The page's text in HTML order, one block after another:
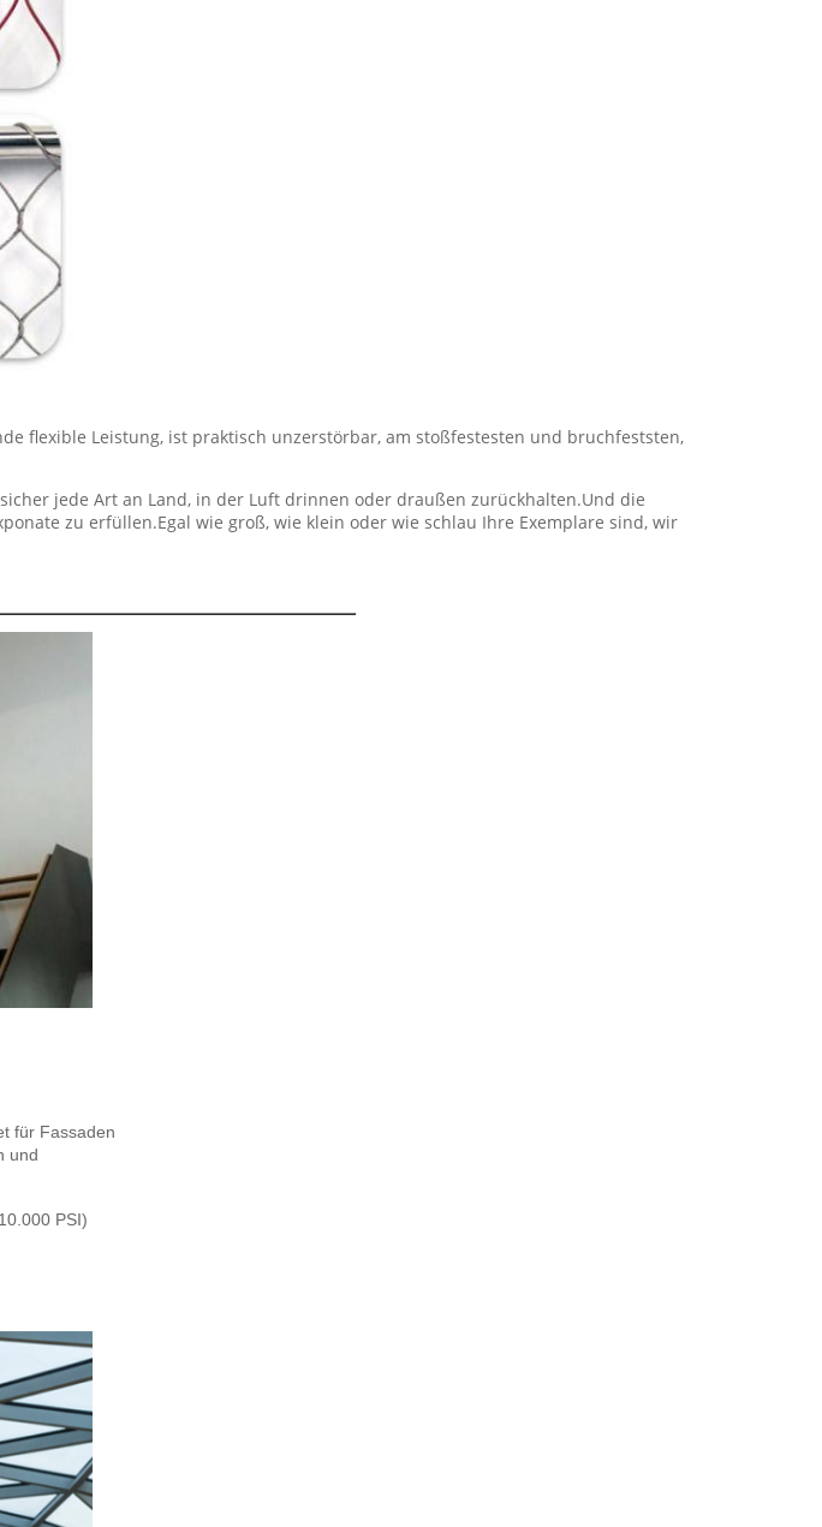
flexible Leistung, ist praktisch unzerstörbar, am stoßfestesten und bruchfeststen,
jede Art an Land, in der Luft drinnen oder draußen zurückhalten.Und die
zu erfüllen.Egal wie groß, wie klein oder wie schlau Ihre Exemplare sind, wir
für Fassaden
und
PSI)